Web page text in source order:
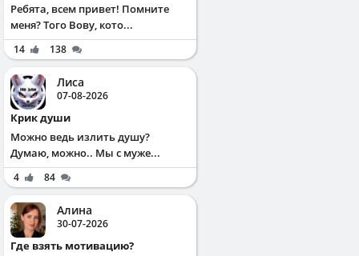
Ребята, всем привет! Помните
меня? Того Вову, кото...
14 138
Лиса
07-08-2026
Крик души
Можно ведь излить душу?
Думаю, можно.. Мы с муже...
4 84
Алина
30-07-2026
Где взять мотивацию?